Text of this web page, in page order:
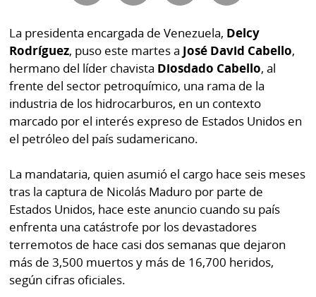
LuctuosasBuenas
prácticas
OTROS
SITIOS
por
Metro
Tienda
Panamá
Tus
Tiquetes
Diario
Ellas
Club
La
Prensa
La presidenta encargada de Venezuela, Delcy
Rodríguez, puso este martes a José David Cabello,
hermano del líder chavista Diosdado Cabello, al
frente del sector petroquímico, una rama de la
industria de los hidrocarburos, en un contexto
marcado por el interés expreso de Estados Unidos en
el petróleo del país sudamericano.
La mandataria, quien asumió el cargo hace seis meses
tras la captura de Nicolás Maduro por parte de
Estados Unidos, hace este anuncio cuando su país
enfrenta una catástrofe por los devastadores
terremotos de hace casi dos semanas que dejaron
más de 3,500 muertos y más de 16,700 heridos,
según cifras oficiales.